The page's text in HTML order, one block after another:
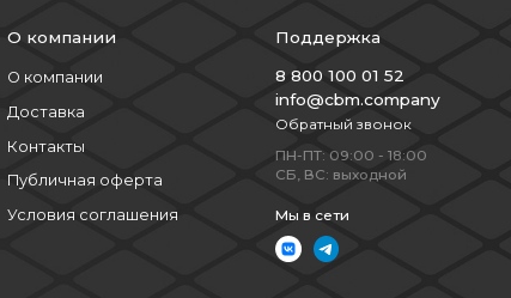
О компании
О компании
Доставка
Контакты
Публичная оферта
Условия соглашения
Поддержка
8 800 100 01 52
info@cbm.company
Обратный звонок
ПН-ПТ: 09:00 - 18:00
СБ, ВС: выходной
Мы в сети